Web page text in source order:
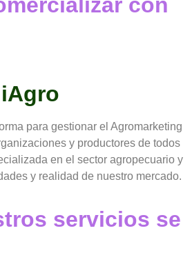
para gestionar el Agromarketing
y productores de todos
en el sector agropecuario y
y realidad de nuestro mercado.
servicios se